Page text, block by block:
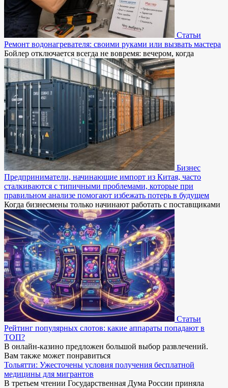
Статьи
Ремонт водонагревателя: своими руками или вызвать мастера
Бойлер отключается всегда не вовремя: вечером, когда
Бизнес
Предприниматели, начинающие импорт из Китая, часто
сталкиваются с типичными проблемами, которые при
правильном анализе помогают избежать потерь в будущем
Когда бизнесмены только начинают работать с поставщиками
Статьи
Рейтинг популярных слотов: какие аппараты попадают в
ТОП?
В онлайн-казино предложен большой выбор развлечений.
Вам также может понравиться
Тольятти: Ужесточены условия получения бесплатной
медицины для мигрантов
В третьем чтении Государственная Дума России приняла